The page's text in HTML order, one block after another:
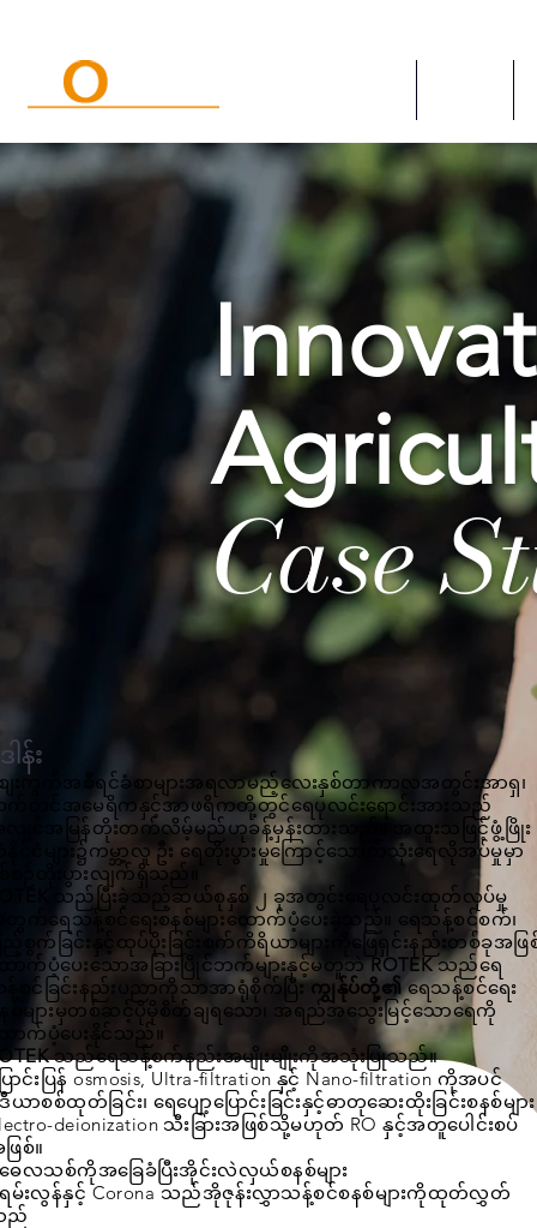
Case
ါန်း
ေးကွက်အစီရင်ခံစာများအရလာမည့်လေးနှစ်တာကာလအတွင်းအာရှ၊
တင်အမေရိကနှင့်အာဖရိကတို့တွင်ရေပုလင်းရောင်းအားသည်
ျင်အမြန်တိုးတက်လိမ့်မည်ဟုခန့်မှန်းထားသည်။ အထူးသဖြင့်ဖွံ့ဖြိုး
င်ငံများ၌ကမ္ဘာ့လူ ဦး ရေတိုးပွားမှုကြောင့်သောက်သုံးရေလိုအပ်မှုမှာ
စဉ်တိုးပွားလျက်ရှိသည်။
သည်ပြီးခဲ့သည့်ဆယ်စုနှစ် ၂ ခုအတွင်းရေပုလင်းထုတ်လုပ်မှု
က်ရေသန့်စင်ရေးစနစ်များထောက်ပံ့ပေးခဲ့သည်။ ရေသန့်စင်စက်၊
ည့်စွက်ခြင်းနှင့်ထုပ်ပိုးခြင်းစက်ကိရိယာများကိုဖြေရှင်းနည်းတစ်ခုအဖြ
ာက်ပံ့ပေးသောအခြားပြိုင်ဘက်များနှင့်မတူဘဲROTEKသည်ရေ
စင်ခြင်းနည်းပညာကိုသာအာရုံစိုက်ပြီးကျွန်ုပ်တို့၏ရေသန့်စင်ရေး
စ်များမှတစ်ဆင့်ပိုမိုစိတ်ချရသော၊ အရည်အသွေးမြင့်သောရေကို
ာက်ပံ့ပေးနိုင်သည်။
သည်ရေသန့်စက်နည်းအမျိုးမျိုးကိုအသုံးပြုသည်။
ောင်းပြန် osmosis, Ultra-filtration နှင့် Nano-filtration ကိုအပင်
ယာစစ်ထုတ်ခြင်း၊ ရေပျော့ပြောင်းခြင်းနှင့်ဓာတုဆေးထိုးခြင်းစနစ်များ
deionization သီးခြားအဖြစ်သို့မဟုတ် RO နှင့်အတူပေါင်းစပ်
ြစ်။
ေလသစ်ကိုအခြေခံပြီးအိုင်းလဲလှယ်စနစ်များ
မ်းလွန်နှင့် Corona သည်အိုဇုန်းလွှာသန့်စင်စနစ်များကိုထုတ်လွှတ်
ည်